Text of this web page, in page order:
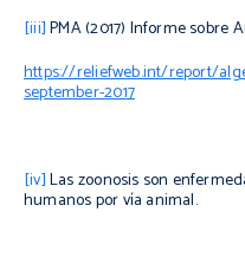
[iii]PMA (2017) Informe sobre
https://reliefweb.int/report/
september-2017
[iv]Las zoonosis son
humanos por vía animal.